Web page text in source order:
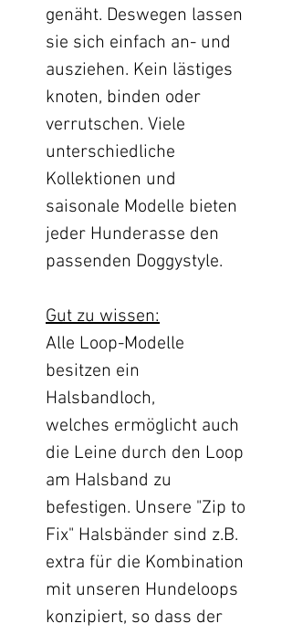
genäht. Deswegen lassen
sie sich einfach an- und
ausziehen. Kein lästiges
knoten, binden oder
verrutschen. Viele
unterschiedliche
Kollektionen und
saisonale Modelle bieten
jeder Hunderasse den
passenden Doggystyle.
Gut zu wissen:
Alle Loop-Modelle
besitzen ein
Halsbandloch,
welches ermöglicht auch
die Leine durch den Loop
am Halsband zu
befestigen. Unsere "Zip to
Fix" Halsbänder sind z.B.
extra für die Kombination
mit unseren Hundeloops
konzipiert, so dass der